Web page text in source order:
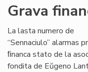
Grava
La lasta numero de
“Sennaciulo” alarmas
ﬁnanca stato de la
fondita de Eŭgeno